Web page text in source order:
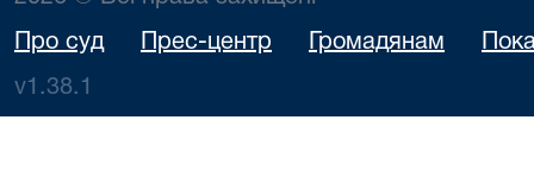
Про суд Прес-центр Громадянам
v1.38.1